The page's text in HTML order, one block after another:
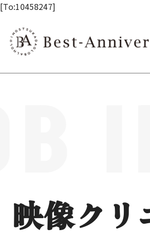
[To:10458247]
映像クリ